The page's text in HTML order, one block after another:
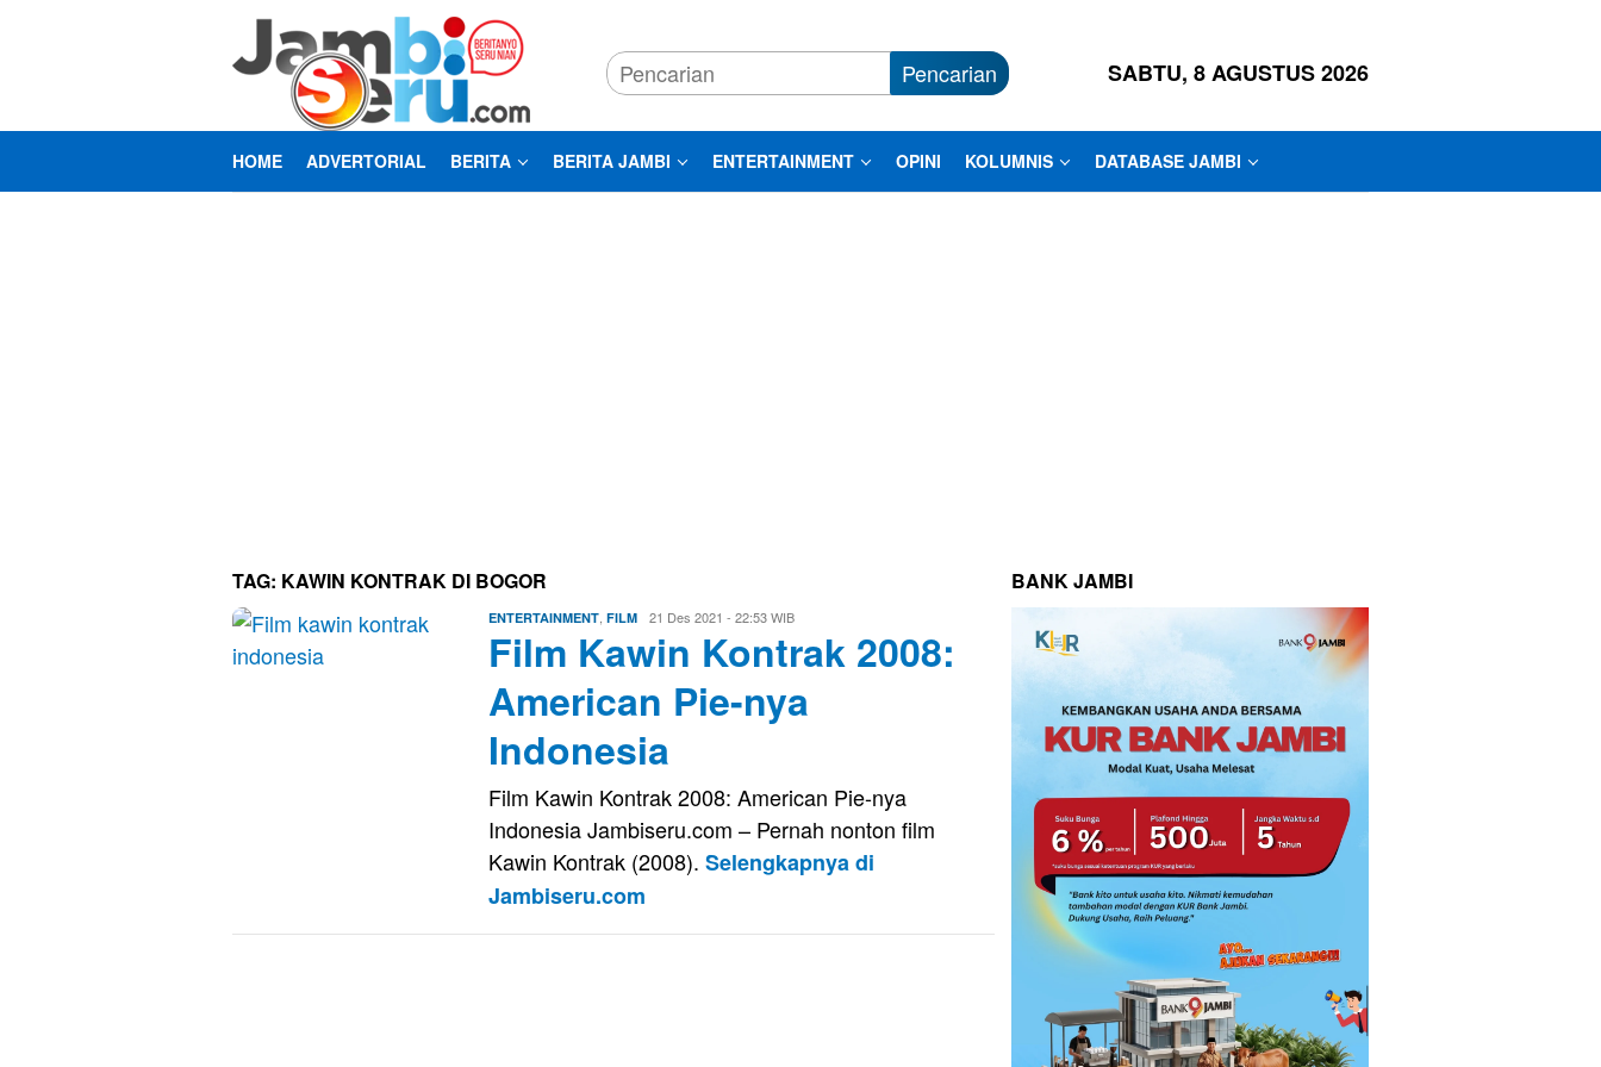
Pencarian SABTU, 8 AGUSTUS 2026
HOME ADVERTORIAL BERITA BERITA JAMBI ENTERTAINMENT OPINI KOLUMNIS DATABASE JAMBI
TAG: KAWIN KONTRAK DI BOGOR
ENTERTAINMENT FILM Evo
Kusnady
21 Des 2021 - 22:53 WIB
Film Kawin Kontrak 2008:
American Pie-nya
Indonesia
Film Kawin Kontrak 2008: American Pie-nya
Indonesia Jambiseru.com – Pernah nonton film
Kawin Kontrak (2008). Selengkapnya di
Jambiseru.com
BANK JAMBI